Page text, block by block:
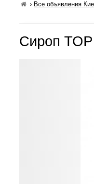
› Все объявления
Сироп